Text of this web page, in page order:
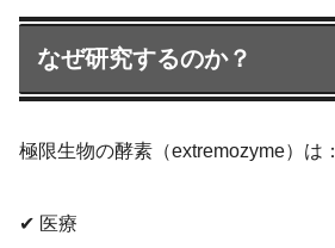
なぜ研究するのか？
極限生物の酵素（extremozyme）は：
✔ 医療